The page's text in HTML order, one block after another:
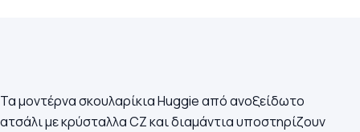
Τα μοντέρνα σκουλαρίκια Huggie από ανοξείδωτο
ατσάλι με κρύσταλλα CZ και διαμάντια υποστηρίζουν